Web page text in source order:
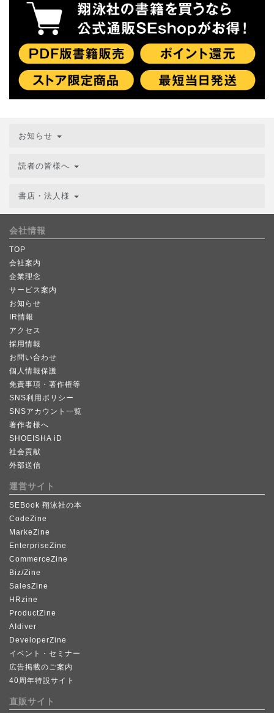
お知らせ
読者の皆様へ
書店・法人様
会社情報
TOP
会社案内
企業理念
サービス案内
お知らせ
IR情報
アクセス
採用情報
お問い合わせ
個人情報保護
免責事項・著作権等
SNS利用ポリシー
SNSアカウント一覧
著作者様へ
SHOEISHA iD
社会貢献
外部送信
運営サイト
SEBook 翔泳社の本
CodeZine
MarkeZine
EnterpriseZine
CommerceZine
Biz/Zine
SalesZine
HRzine
ProductZine
AIdiver
DeveloperZine
イベント・セミナー
広告掲載のご案内
40周年特設サイト
直販サイト